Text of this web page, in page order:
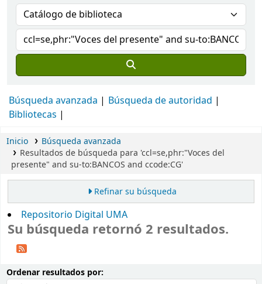
Búsqueda avanzada
Búsqueda de autoridad
Bibliotecas
Inicio
Búsqueda avanzada
Resultados de búsqueda para 'ccl=se,phr:"Voces del
presente" and su-to:BANCOS and ccode:CG'
Refinar su búsqueda
Repositorio Digital UMA
Su búsqueda retornó 2 resultados.
Ordenar resultados por: